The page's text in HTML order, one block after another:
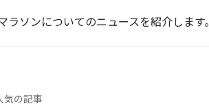
ソンについてのニュースを紹介します。
気の記事